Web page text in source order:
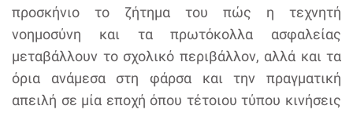
προσκήνιο το ζήτημα του πώς η τεχνητή
νοημοσύνη και τα πρωτόκολλα ασφαλείας
μεταβάλλουν το σχολικό περιβάλλον, αλλά και τα
όρια ανάμεσα στη φάρσα και την πραγματική
απειλή σε μία εποχή όπου τέτοιου τύπου κινήσεις